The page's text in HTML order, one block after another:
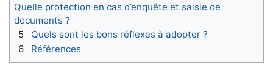
Quelle protection en cas d’enquête et saisie de
documents ?
5
Quels sont les bons réflexes à adopter ?
6
Références